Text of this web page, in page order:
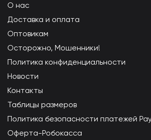
О нас
Доставка и оплата
Оптовикам
Осторожно, Мошенники!
Политика конфиденциальности
Новости
Контакты
Таблицы размеров
Политика безопасности платежей
Оферта-Робокасса